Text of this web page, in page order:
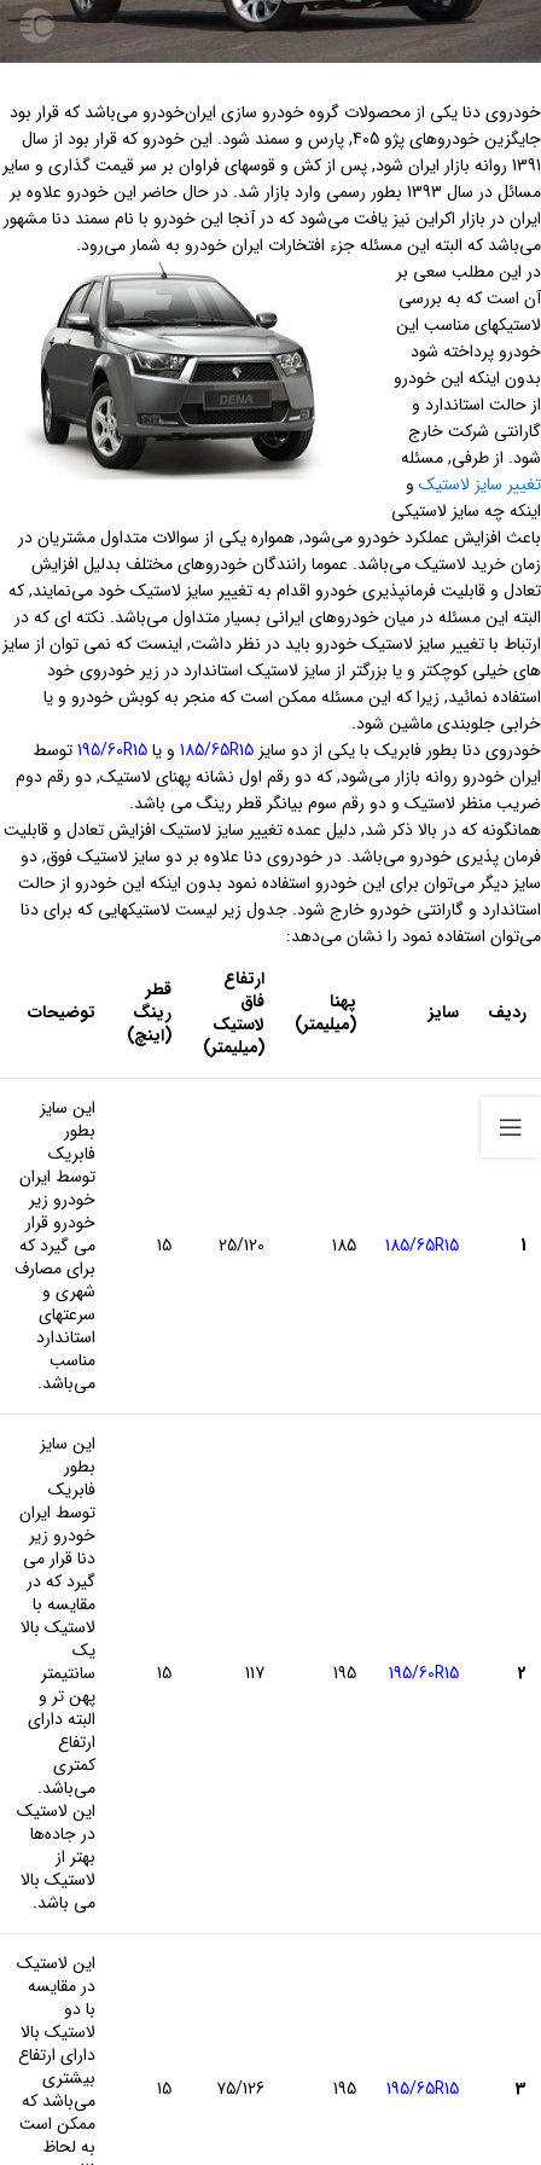
خودروی دنا یکی از محصولات گروه خودرو سازی ایران‌خودرو می‌باشد که قرار بود
جایگزین خودروهای پژو 405, پارس و سمند شود. این خودرو که قرار بود از سال
1391 روانه بازار ایران شود, پس از کش و قوسهای فراوان بر سر قیمت گذاری و سایر
مسائل در سال 1393 بطور رسمی وارد بازار شد. در حال حاضر این خودرو علاوه بر
ایران در بازار اکراین نیز یافت می‌شود که در آنجا این خودرو با نام سمند دنا مشهور
می‌باشد که البته این مسئله جزء افتخارات ایران خودرو به شمار می‌رود.
در این مطلب سعی بر
آن است که به بررسی
لاستیکهای مناسب این
خودرو پرداخته شود
بدون اینکه این خودرو
از حالت استاندارد و
گارانتی شرکت خارج
شود. از طرفی, مسئله
تغییر سایز لاستیک و
اینکه چه سایز لاستیکی
باعث افزایش عملکرد خودرو می‌شود, همواره یکی از سوالات متداول مشتریان در
زمان خرید لاستیک می‌باشد. عموما رانندگان خودروهای مختلف بدلیل افزایش
تعادل و قابلیت فرمانپذیری خودرو اقدام به تغییر سایز لاستیک خود می‌نمایند, که
البته این مسئله در میان خودروهای ایرانی بسیار متداول می‌باشد. نکته ای که در
ارتباط با تغییر سایز لاستیک خودرو باید در نظر داشت, اینست که نمی توان از سایز
های خیلی کوچکتر و یا بزرگتر از سایز لاستیک استاندارد در زیر خودروی خود
استفاده نمائید, زیرا که این مسئله ممکن است که منجر به کوبش خودرو و یا
خرابی جلوبندی ماشین شود.
خودروی دنا بطور فابریک با یکی از دو سایز 185/65R15 و یا195/60R15توسط
ایران خودرو روانه بازار می‌شود, که دو رقم اول نشانه پهنای لاستیک, دو رقم دوم
ضریب منظر لاستیک و دو رقم سوم بیانگر قطر رینگ می باشد.
همانگونه که در بالا ذکر شد, دلیل عمده تغییر سایز لاستیک افزایش تعادل و قابلیت
فرمان پذیری خودرو می‌باشد. در خودروی دنا علاوه بر دو سایز لاستیک فوق, دو
سایز دیگر می‌توان برای این خودرو استفاده نمود بدون اینکه این خودرو از حالت
استاندارد و گارانتی خودرو خارج شود. جدول زیر لیست لاستیکهایی که برای دنا
می‌توان استفاده نمود را نشان می‌دهد:
ردیف سایز
پهنا
(میلیمتر)
ارتفاع
فاق
لاستیک
(میلیمتر)
قطر
رینگ
(اینچ)
توضیحات
1
185/65R15
185
25/120
15
این سایز
بطور
فابریک
توسط ایران
خودرو زیر
خودرو قرار
می گیرد که
برای مصارف
شهری و
سرعتهای
استاندارد
مناسب
می‌باشد.
2
195/60R15
195
117
15
این سایز
بطور
فابریک
توسط ایران
خودرو زیر
دنا قرار می
گیرد که در
مقایسه با
لاستیک بالا
یک
سانتیمتر
پهن تر و
البته دارای
ارتفاع
کمتری
می‌باشد.
این لاستیک
در جاده‌ها
بهتر از
لاستیک بالا
می باشد.
3
195/65R15
195
75/126
15
این لاستیک
در مقایسه
با دو
لاستیک بالا
دارای ارتفاع
بیشتری
می‌باشد که
ممکن است
به لحاظ